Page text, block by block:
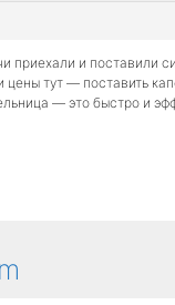
приехали и поставили
тут — поставить
— это быстро и